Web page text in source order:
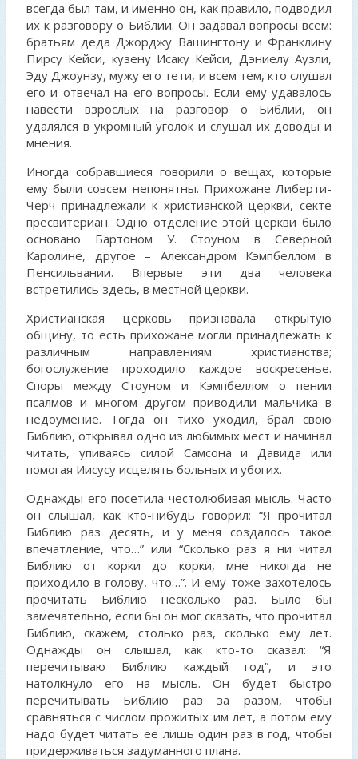
всегда был там, и именно он, как правило, подводил
их к разговору о Библии. Он задавал вопросы всем:
братьям деда Джорджу Вашингтону и Франклину
Пирсу Кейси, кузену Исаку Кейси, Дэниелу Аузли,
Эду Джоунзу, мужу его тети, и всем тем, кто слушал
его и отвечал на его вопросы. Если ему удавалось
навести взрослых на разговор о Библии, он
удалялся в укромный уголок и слушал их доводы и
мнения.
Иногда собравшиеся говорили о вещах, которые
ему были совсем непонятны. Прихожане Либерти-
Черч принадлежали к христианской церкви, секте
пресвитериан. Одно отделение этой церкви было
основано Бартоном У. Стоуном в Северной
Каролине, другое – Александром Кэмпбеллом в
Пенсильвании. Впервые эти два человека
встретились здесь, в местной церкви.
Христианская церковь признавала открытую
общину, то есть прихожане могли принадлежать к
различным направлениям христианства;
богослужение проходило каждое воскресенье.
Споры между Стоуном и Кэмпбеллом о пении
псалмов и многом другом приводили мальчика в
недоумение. Тогда он тихо уходил, брал свою
Библию, открывал одно из любимых мест и начинал
читать, упиваясь силой Самсона и Давида или
помогая Иисусу исцелять больных и убогих.
Однажды его посетила честолюбивая мысль. Часто
он слышал, как кто-нибудь говорил: “Я прочитал
Библию раз десять, и у меня создалось такое
впечатление, что…” или “Сколько раз я ни читал
Библию от корки до корки, мне никогда не
приходило в голову, что…”. И ему тоже захотелось
прочитать Библию несколько раз. Было бы
замечательно, если бы он мог сказать, что прочитал
Библию, скажем, столько раз, сколько ему лет.
Однажды он слышал, как кто-то сказал: “Я
перечитываю Библию каждый год”, и это
натолкнуло его на мысль. Он будет быстро
перечитывать Библию раз за разом, чтобы
сравняться с числом прожитых им лет, а потом ему
надо будет читать ее лишь один раз в год, чтобы
придерживаться задуманного плана.